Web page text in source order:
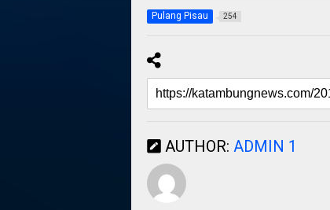
Pulang Pisau 254
AUTHOR: ADMIN 1